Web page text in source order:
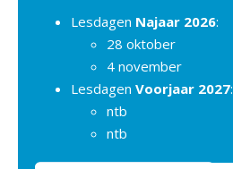
Lesdagen Najaar 2026:
28 oktober
4 november
Lesdagen Voorjaar 2027:
ntb
ntb